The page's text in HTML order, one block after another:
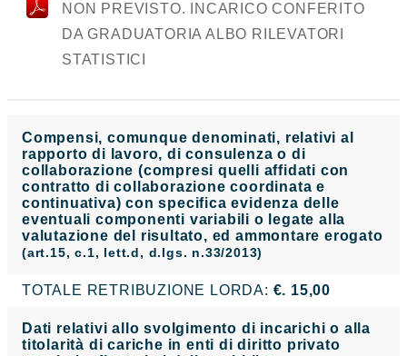
NON PREVISTO. INCARICO CONFERITO
DA GRADUATORIA ALBO RILEVATORI
STATISTICI
Compensi, comunque denominati, relativi al
rapporto di lavoro, di consulenza o di
collaborazione (compresi quelli affidati con
contratto di collaborazione coordinata e
continuativa) con specifica evidenza delle
eventuali componenti variabili o legate alla
valutazione del risultato, ed ammontare erogato
(art.15, c.1, lett.d, d.lgs. n.33/2013)
TOTALE RETRIBUZIONE LORDA: €. 15,00
Dati relativi allo svolgimento di incarichi o alla
titolarità di cariche in enti di diritto privato